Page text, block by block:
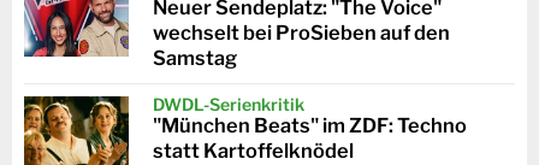
Neuer Sendeplatz: "The Voice"
wechselt bei ProSieben auf den
Samstag
DWDL-Serienkritik
"München Beats" im ZDF: Techno
statt Kartoffelknödel